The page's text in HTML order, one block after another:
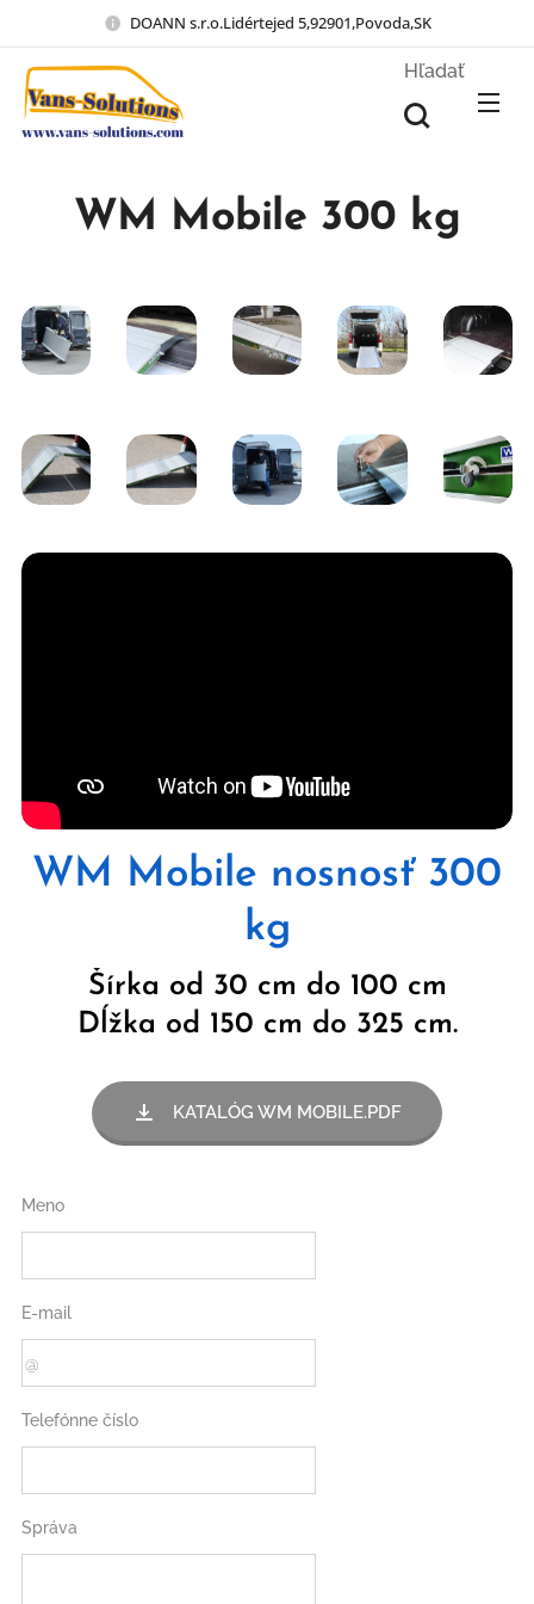
DOANN s.r.o.Lidértejed 5,92901,Povoda,SK
Hľadať
WM Mobile 300 kg
WM Mobile nosnosť 300
kg
Šírka od 30 cm do 100 cm
Dĺžka od 150 cm do 325 cm.
KATALÓG WM MOBILE.PDF
Meno
E-mail
Telefónne číslo
Správa